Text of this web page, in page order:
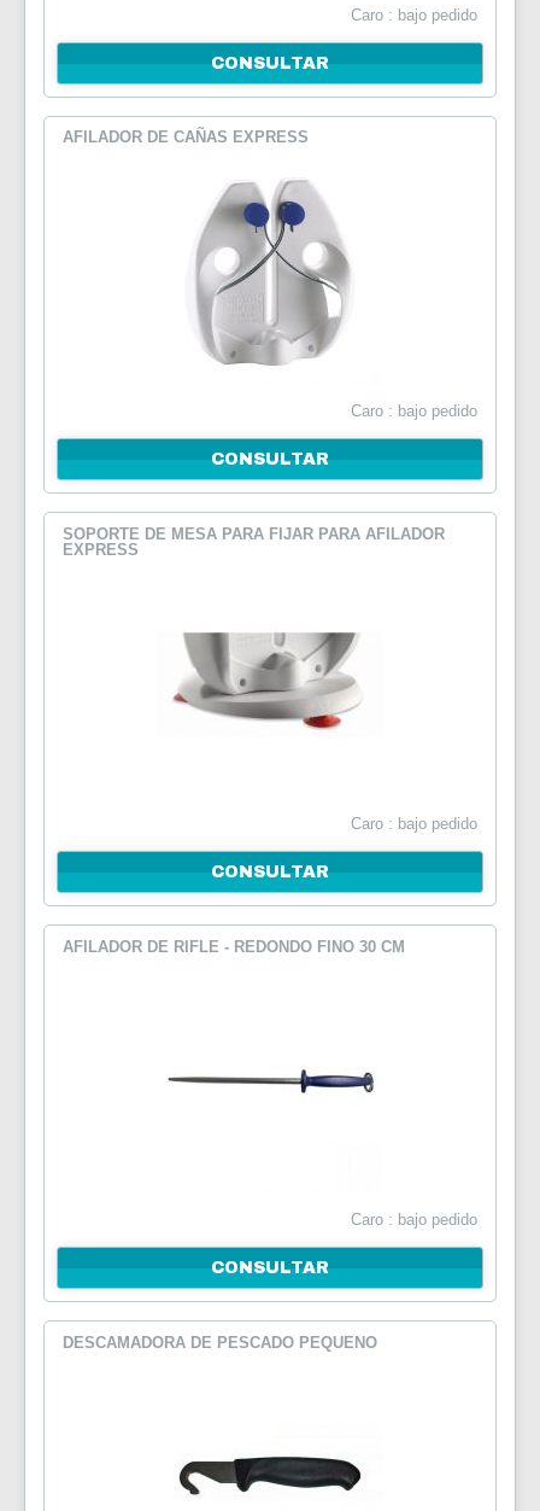
Caro : bajo pedido
CONSULTAR
AFILADOR DE CAÑAS EXPRESS
Caro : bajo pedido
CONSULTAR
SOPORTE DE MESA PARA FIJAR PARA AFILADOR
EXPRESS
Caro : bajo pedido
CONSULTAR
AFILADOR DE RIFLE - REDONDO FINO 30 CM
Caro : bajo pedido
CONSULTAR
DESCAMADORA DE PESCADO PEQUENO